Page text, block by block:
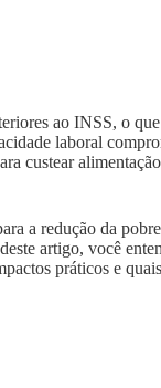
ao INSS, o
laboral
custear
a redução da
artigo, você
práticos e